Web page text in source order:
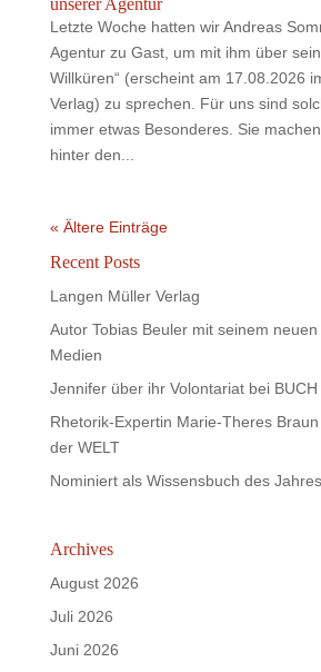
unserer Agentur
Letzte Woche hatten wir Andreas
Agentur zu Gast, um mit ihm über
Willküren“ (erscheint am 17.08.2026
Verlag) zu sprechen. Für uns sind
immer etwas Besonderes. Sie
hinter den...
« Ältere Einträge
Recent Posts
Langen Müller Verlag
Autor Tobias Beuler mit seinem
Medien
Jennifer über ihr Volontariat bei BUCH
Rhetorik-Expertin Marie-Theres
der WELT
Nominiert als Wissensbuch des
Archives
August 2026
Juli 2026
Juni 2026